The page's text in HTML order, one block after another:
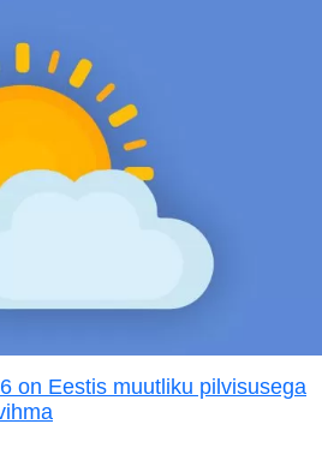
on Eestis muutliku pilvisusega